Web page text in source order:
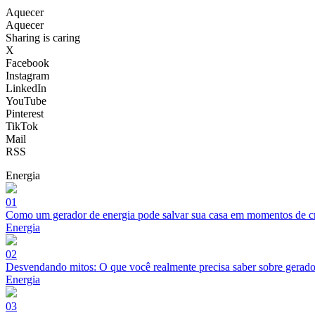
Aquecer
Aquecer
Sharing is caring
X
Facebook
Instagram
LinkedIn
YouTube
Pinterest
TikTok
Mail
RSS
Energia
01
Como um gerador de energia pode salvar sua casa em momentos de
Energia
02
Desvendando mitos: O que você realmente precisa saber sobre
Energia
03